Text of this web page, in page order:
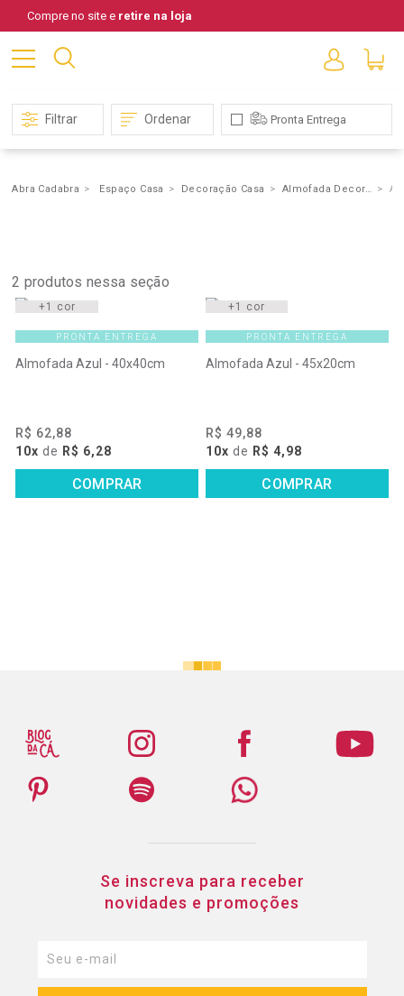
Compre no site e retire na loja
Abra Cadabra Espaço Casa Decoração Casa Almofada Decorativa
Filtrar Ordenar Pronta Entrega
2 produtos nessa seção
+1 cor
PRONTA ENTREGA
Almofada Azul - 40x40cm
R$ 62,88
10x de R$ 6,28
COMPRAR
+1 cor
PRONTA ENTREGA
Almofada Azul - 45x20cm
R$ 49,88
10x de R$ 4,98
COMPRAR
Se inscreva para receber
novidades e promoções